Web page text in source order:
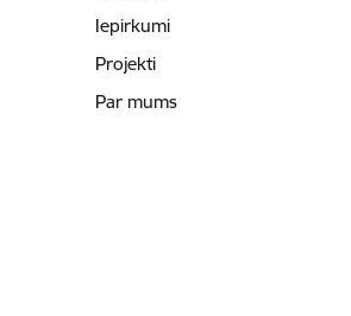
Iepirkumi
Projekti
Par mums